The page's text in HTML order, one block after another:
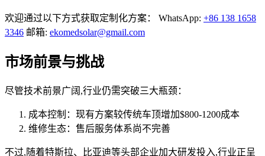
欢迎通过以下方式获取定制化方案： WhatsApp: +86 138 1658
3346 邮箱: ekomedsolar@gmail.com
市场前景与挑战
尽管技术前景广阔,行业仍需突破三大瓶颈：
成本控制：现有方案较传统车顶增加$800-1200成本
维修生态：售后服务体系尚不完善
不过,随着特斯拉、比亚迪等头部企业加大研发投入,行业正呈